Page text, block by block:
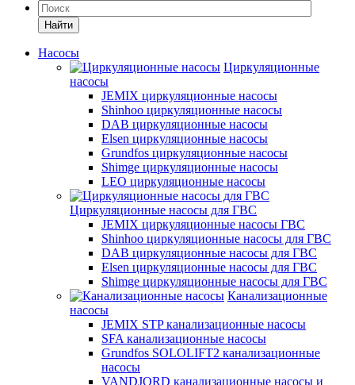
Найти
Насосы
Циркуляционные
насосы
JEMIX циркуляционные насосы
Shinhoo циркуляционные насосы
DAB циркуляционные насосы
Elsen циркуляционные насосы
Grundfos циркуляционные насосы
Shimge циркуляционные насосы
LEO циркуляционные насосы
Циркуляционные насосы для ГВС
JEMIX циркуляционные насосы ГВС
Shinhoo циркуляционные насосы для ГВС
DAB циркуляционные насосы для ГВС
Elsen циркуляционные насосы для ГВС
Shimge циркуляционные насосы для ГВС
Канализационные
насосы
JEMIX STP канализационные насосы
SFA канализационные насосы
Grundfos SOLOLIFT2 канализационные
насосы
VANDJORD канализационные насосы и